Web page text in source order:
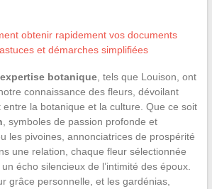
obtenir rapidement vos documents
et démarches simplifiées
expertise botanique, tels que Louison, ont
connaissance des fleurs, dévoilant
entre la botanique et la culture. Que ce soit
, symboles de passion profonde et
les pivoines, annonciatrices de prospérité
une relation, chaque fleur sélectionnée
écho silencieux de l’intimité des époux.
grâce personnelle, et les gardénias,